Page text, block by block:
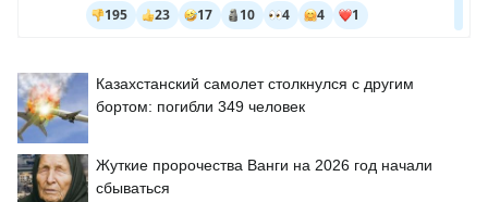
Казахстанский самолет столкнулся с другим
бортом: погибли 349 человек
Жуткие пророчества Ванги на 2026 год начали
сбываться